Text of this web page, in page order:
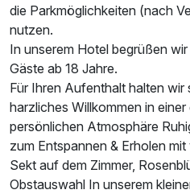
Doppelzimmer mit Balkon
2 Erwachsene
die Parkmöglichkeiten (nach
nutzen.
In unserem Hotel begrüßen
Gäste ab 18 Jahre.
Für Ihren Aufenthalt halten wir
harzliches Willkommen in
persönlichen Atmosphäre
zum Entspannen & Erholen
Sekt auf dem Zimmer,
Obstauswahl In unserem